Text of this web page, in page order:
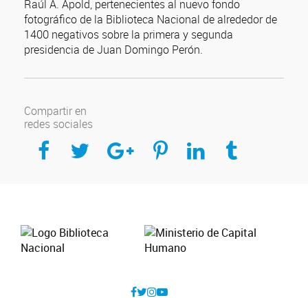
Raúl A. Apold, pertenecientes al nuevo fondo
fotográfico de la Biblioteca Nacional de alrededor de
1400 negativos sobre la primera y segunda
presidencia de Juan Domingo Perón.
Compartir en
redes sociales
Compartir en Facebook Compartir en Twitter Compartir en Google Plus Compartir en Pinterest Compartir en Linkedin Compartir en Tumblr